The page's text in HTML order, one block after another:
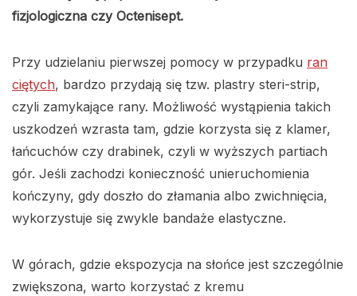
fizjologiczna czy Octenisept.
Przy udzielaniu pierwszej pomocy w przypadku ran
ciętych, bardzo przydają się tzw. plastry steri-strip,
czyli zamykające rany. Możliwość wystąpienia takich
uszkodzeń wzrasta tam, gdzie korzysta się z klamer,
łańcuchów czy drabinek, czyli w wyższych partiach
gór. Jeśli zachodzi konieczność unieruchomienia
kończyny, gdy doszło do złamania albo zwichnięcia,
wykorzystuje się zwykle bandaże elastyczne.
W górach, gdzie ekspozycja na słońce jest szczególnie
zwiększona, warto korzystać z kremu